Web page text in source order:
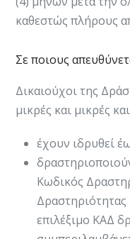
καθεστώς πλήρους
Σε ποιους
Δικαιούχοι της
μικρές και μικρές
έχουν ιδρυθεί
Κωδικός
επιλέξιμο ΚΑΔ